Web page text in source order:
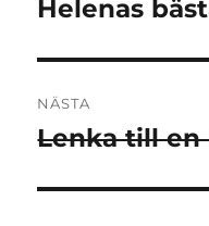
Föregående
Helenas
NÄSTA
Nästa
Lenka till